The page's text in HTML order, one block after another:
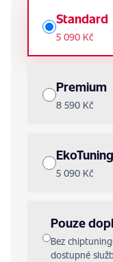
Standard
5 090 Kč
Premium
8 590 Kč
EkoTuning
5 090 Kč
Pouze
Bez
dostupné